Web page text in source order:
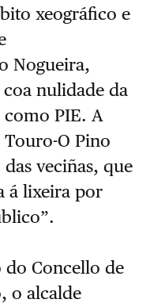
xeográfico e
Nogueira,
nulidade da
PIE. A
O Pino
veciñas, que
á lixeira por
Concello de
o alcalde